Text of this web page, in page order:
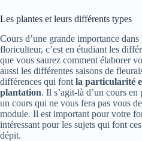
Les plantes et leurs différents types
Cours d’une grande importance
floriculteur, c’est en étudiant les
que vous saurez comment élaborer
aussi les différentes saisons de
différences qui font la particularité
plantation. Il s’agit-là d’un cours
un cours qui ne vous fera pas vous
module. Il est important pour votre
intéressant pour les sujets qui font
dépit.